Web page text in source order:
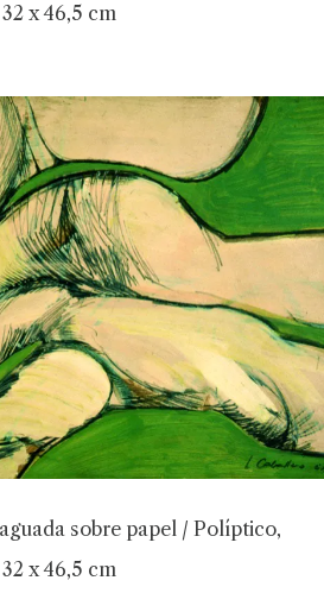
32 x 46,5 cm
sobre papel / Políptico,
32 x 46,5 cm